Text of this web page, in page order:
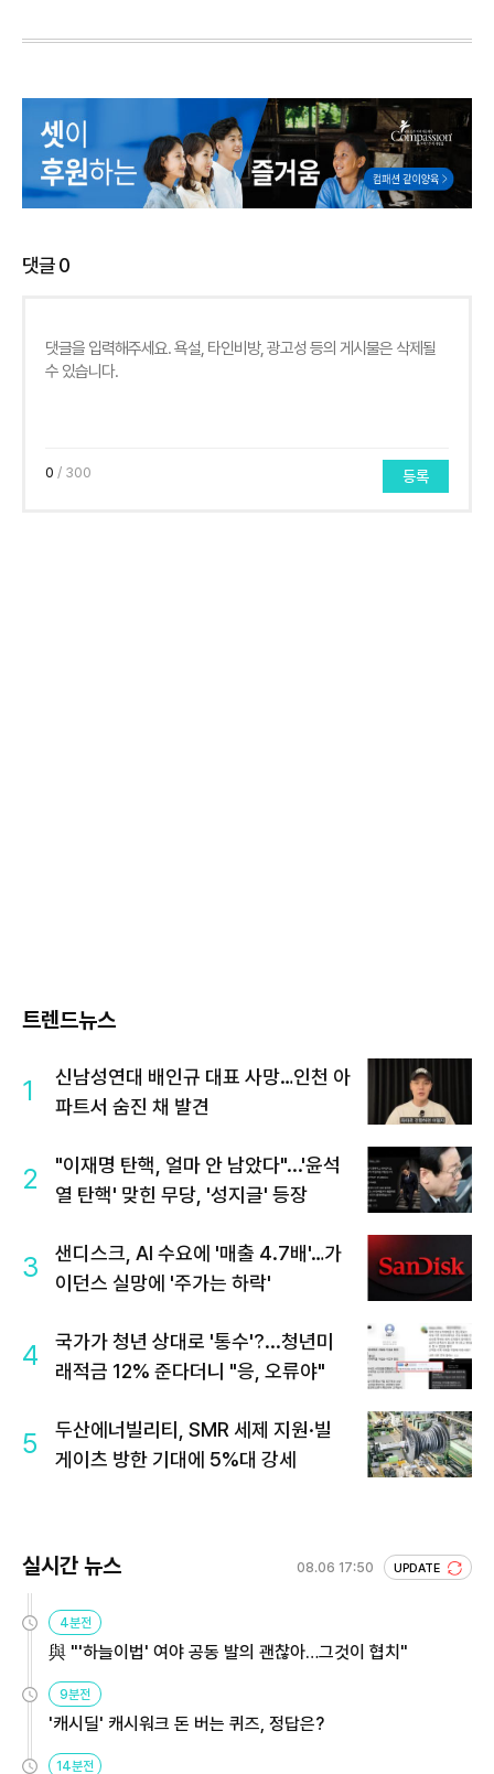
댓글0
0 / 300 등록
트렌드뉴스
1
신남성연대 배인규 대표 사망…인천 아
파트서 숨진 채 발견
2
"이재명 탄핵, 얼마 안 남았다"...'윤석
열 탄핵' 맞힌 무당, '성지글' 등장
3
샌디스크, AI 수요에 '매출 4.7배'…가
이던스 실망에 '주가는 하락'
4
국가가 청년 상대로 '통수'?...청년미
래적금 12% 준다더니 "응, 오류야"
5
두산에너빌리티, SMR 세제 지원·빌
게이츠 방한 기대에 5%대 강세
실시간 뉴스 08.06 17:50 UPDATE
4분전
與 "'하늘이법' 여야 공동 발의 괜찮아…그것이 협치"
9분전
'캐시딜' 캐시워크 돈 버는 퀴즈, 정답은?
14분전